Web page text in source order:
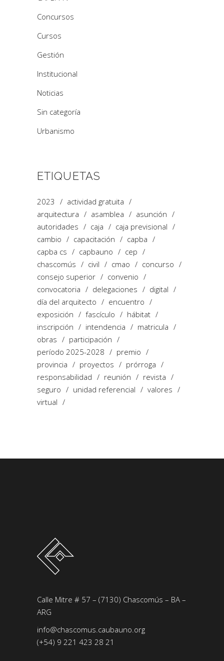
Concursos
Cursos
Gestión
Institucional
Noticias
Sin categoría
Urbanismo
ETIQUETAS
2023
actividad gratuita
arquitectura
asamblea
asunción
autoridades
caja
caja previsional
cambio
capacitación
capba
capba cs
capbauno
cep
chascomús
civil cmao
concurso
consejo superior
convenio
convocatoria
delegaciones
digital
día del arquitecto
encuentro
exposición
fascículo
hábitat
inscripción
intendencia
matricula
obras
participación
período 2025-2028
premio
provincia
proyectos
prórroga
responsabilidad
reunión
revista
seguro
unidad referencial
valores
virtual
Calle Mitre # 57 – (7130) Chascomús – BA –
ARG
info@chascomus.caubauno.org
(+54) 9 221 423 28 21